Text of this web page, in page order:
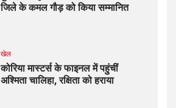
जिले के कमल गौड़ को किया सम्मानित
खेल
कोरिया मास्टर्स के फाइनल में पहुंचीं
अश्मिता चालिहा, रक्षिता को हराया